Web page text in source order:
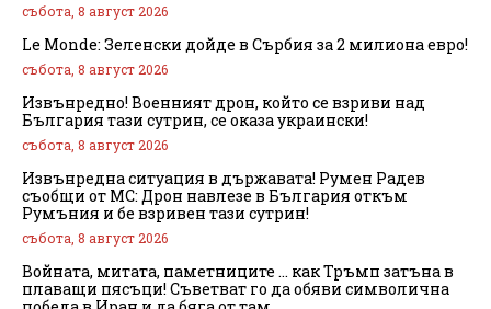
събота, 8 август 2026
Le Monde: Зеленски дойде в Сърбия за 2 милиона евро!
събота, 8 август 2026
Извънредно! Военният дрон, който се взриви над
България тази сутрин, се оказа украински!
събота, 8 август 2026
Извънредна ситуация в държавата! Румен Радев
съобщи от МС: Дрон навлезе в България откъм
Румъния и бе взривен тази сутрин!
събота, 8 август 2026
Войната, митата, паметниците … как Тръмп затъна в
плаващи пясъци! Съветват го да обяви символична